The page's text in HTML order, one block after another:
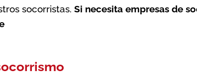
socorristas.Si necesita empresas de